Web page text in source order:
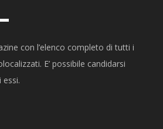
con l’elenco completo di tutti i
E’ possibile candidarsi